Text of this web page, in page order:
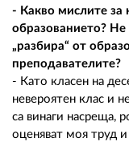
- Какво мислите за
образованието? Не
„разбира“ от
преподавателите?
- Като класен на
невероятен клас и
са винаги насреща,
оценяват моя труд